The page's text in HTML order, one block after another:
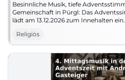
Besinnliche Musik, tiefe
Gemeinschaft in Pürgl: Das
lädt am 13.12.2026 zum Innehalten
Religiös